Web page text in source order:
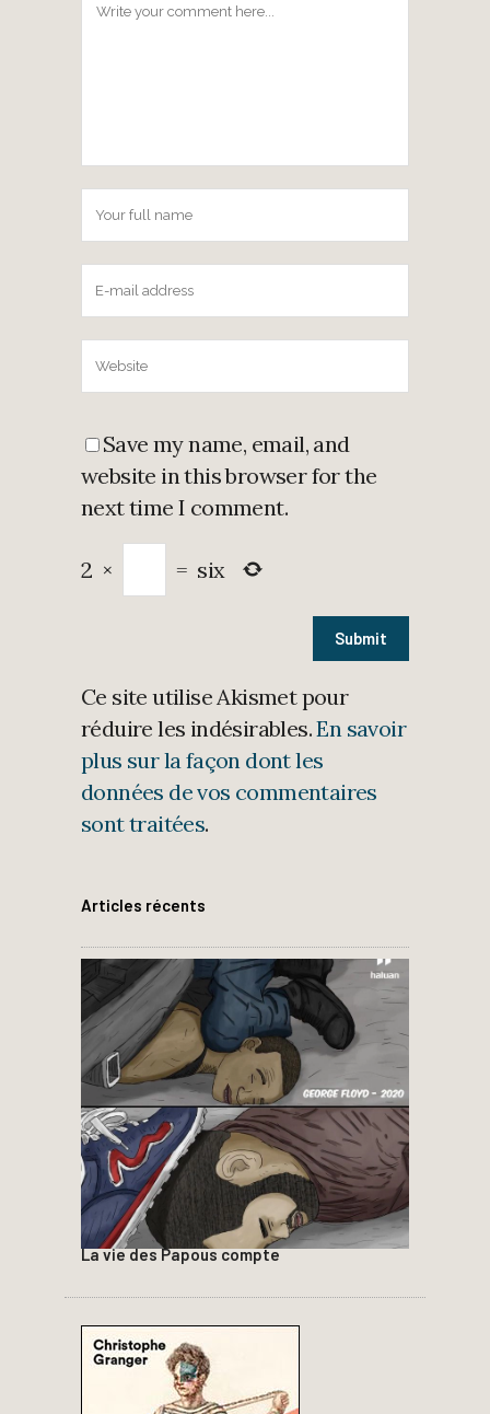
Save my name, email, and
website in this browser for the
next time I comment.
2 × = six
Ce site utilise Akismet pour
réduire les indésirables.En savoir
plus sur la façon dont les
données de vos commentaires
sont traitées.
Articles récents
La vie des Papous compte